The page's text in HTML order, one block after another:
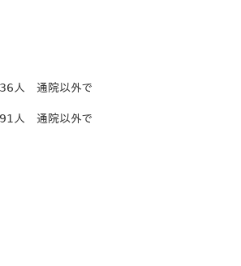
人 通院以外で
人 通院以外で